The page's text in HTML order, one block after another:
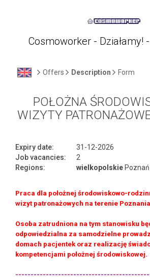
Cosmoworker - Działamy!
Offers Description Form
POŁOŻNA
WIZYTY
Expiry date:
31-12-2026
Job vacancies:
2
Regions:
wielkopolskie Poznań
Praca dla położnej środowiskowo-
wizyt patronażowych na terenie
Osoba zatrudniona na tym stanowisku
odpowiedzialna za samodzielne
domach pacjentek oraz realizację
kompetencjami położnej środowiskowej.